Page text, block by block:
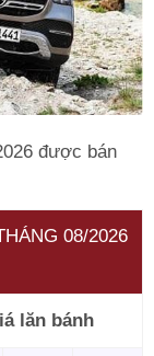
được bán
08/2026
lăn bánh